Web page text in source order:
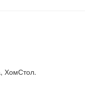
ХомСтол.